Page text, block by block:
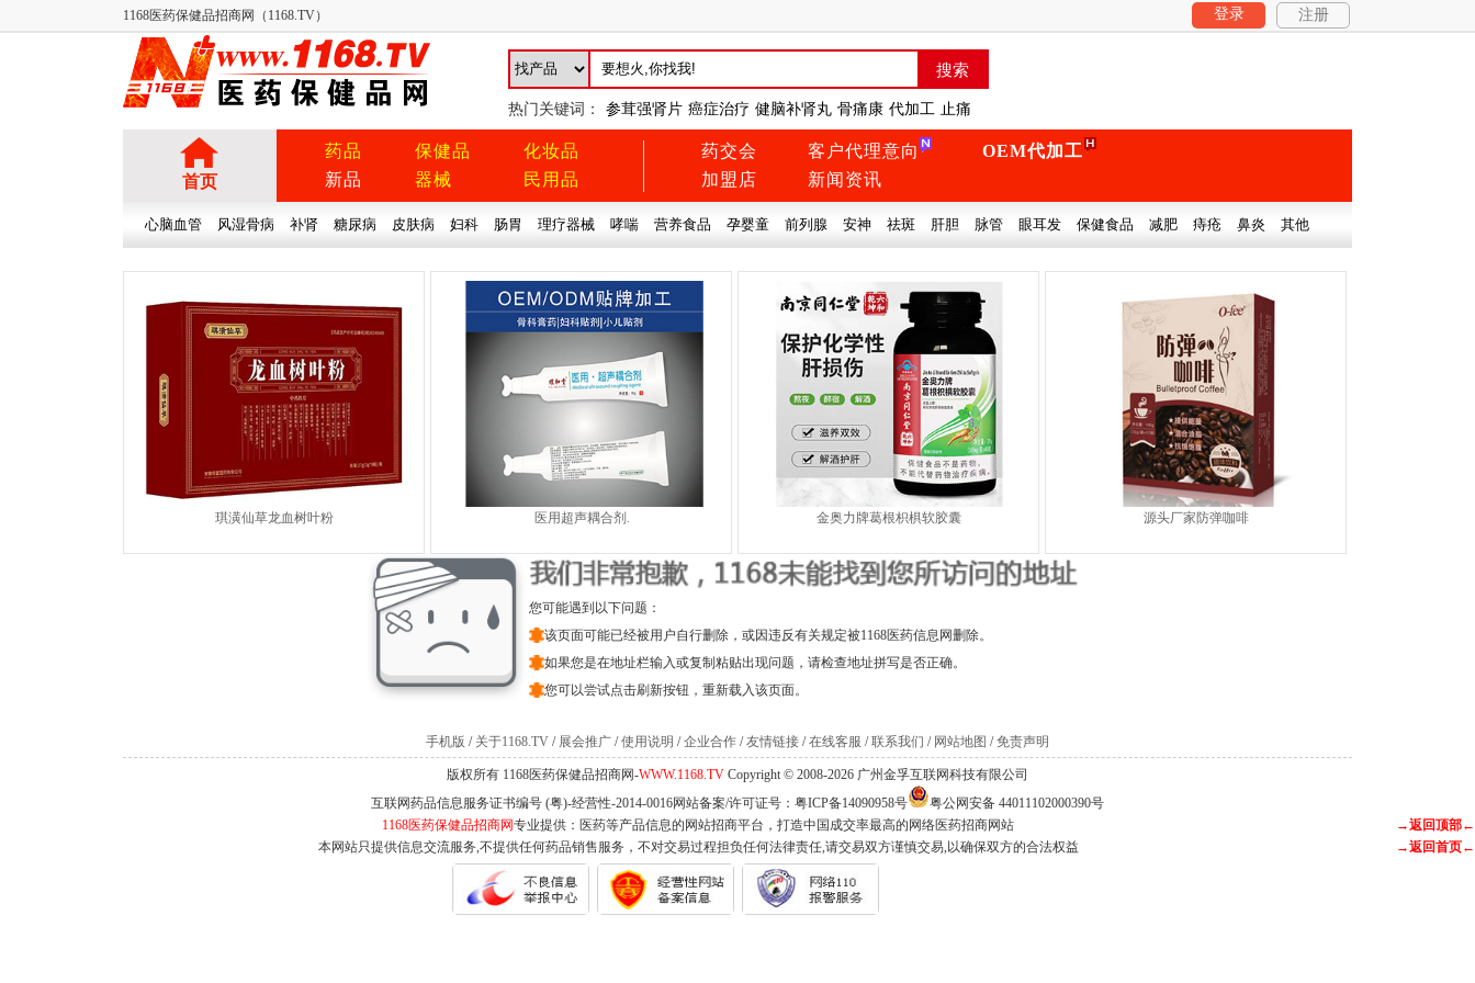
1168医药保健品招商网（1168.TV） 登录 注册
热门关键词： 参茸强肾片 癌症治疗 健脑补肾丸 骨痛康 代加工 止痛
首页
药品
新品
保健品
器械
化妆品
民用品
药交会
加盟店
客户代理意向
新闻资讯
OEM代加工
心脑血管 风湿骨病 补肾 糖尿病 皮肤病 妇科 肠胃 理疗器械 哮喘 营养食品 孕婴童 前列腺 安神 祛斑 肝胆 脉管 眼耳发 保健食品 减肥 痔疮 鼻炎 其他
琪潢仙草龙血树叶粉 医用超声耦合剂. 金奥力牌葛根枳椇软胶囊 源头厂家防弹咖啡
您可能遇到以下问题：
该页面可能已经被用户自行删除，或因违反有关规定被1168医药信息网删除。
如果您是在地址栏输入或复制粘贴出现问题，请检查地址拼写是否正确。
您可以尝试点击刷新按钮，重新载入该页面。
手机版 / 关于1168.TV / 展会推广 /使用说明 /企业合作 /友情链接 /在线客服 /联系我们 / 网站地图 /免责声明
版权所有 1168医药保健品招商网-WWW.1168.TV Copyright © 2008-2026 广州金孚互联网科技有限公司
互联网药品信息服务证书编号 (粤)-经营性-2014-0016网站备案/许可证号： 粤ICP备14090958号
粤公网安备 44011102000390号
1168医药保健品招商网专业提供：医药等产品信息的网站招商平台，打造中国成交率最高的网络医药招商网站
→返回顶部←
本网站只提供信息交流服务,不提供任何药品销售服务，不对交易过程担负任何法律责任,请交易双方谨慎交易,以确保双方的合法权益
→返回首页←